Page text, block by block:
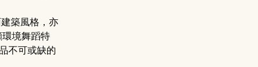
築風格，亦
境舞蹈特
不可或缺的